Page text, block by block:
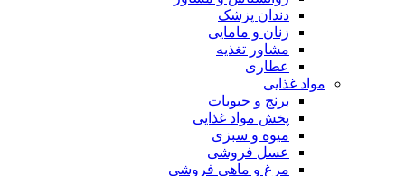
دندان پزشک
زنان و مامایی
مشاور تغذیه
عطاری
مواد غذایی
برنج و حبوبات
پخش مواد غذایی
میوه و سبزی
عسل فروشی
مرغ و ماهی فروشی